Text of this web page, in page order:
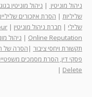
ניהול מוניטין | ניהול מוניטין
שליליות | הסרת איזכורים
שלילי | חברת ניהול מוניטין |
Online Reputation
| ניהול
תקשורת ויחסי ציבור | הסרה של
פסקי דין, הסרת מסמכים
Delete
|